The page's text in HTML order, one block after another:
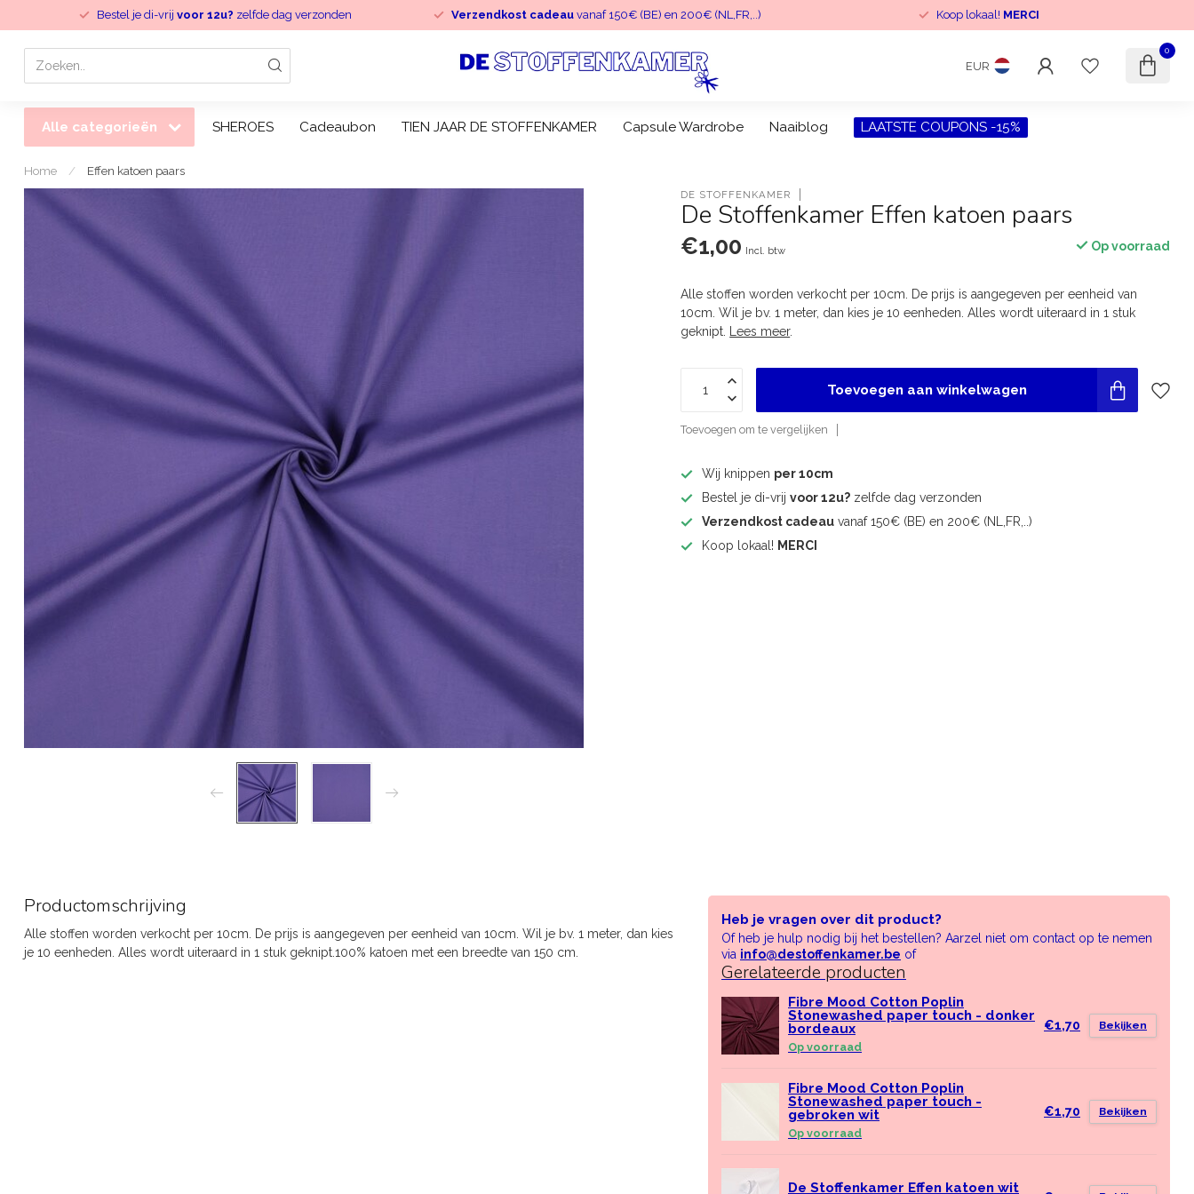
Bestel je di-vrij voor 12u? zelfde dag verzonden Verzendkost cadeauvanaf 150€ (BE) en 200€ (NL,FR,..) Koop lokaal! MERCI
EUR
0
Alle categorieën SHEROES Cadeaubon TIEN JAAR DE STOFFENKAMER Capsule Wardrobe Naaiblog LAATSTE COUPONS -15%
Home / Effen katoen paars
DE STOFFENKAMER
De Stoffenkamer Effen katoen paars
€1,00 Incl. btw Op voorraad
Alle stoffen worden verkocht per 10cm. De prijs is aangegeven per eenheid van
10cm. Wil je bv. 1 meter, dan kies je 10 eenheden. Alles wordt uiteraard in 1 stuk
geknipt.
Lees meer.
Toevoegen aan winkelwagen
Toevoegen om te vergelijken
Wij knippen per 10cm
Bestel je di-vrijvoor 12u? zelfde dag verzonden
Verzendkost cadeau vanaf 150€ (BE) en 200€ (NL,FR,..)
Koop lokaal! MERCI
Productomschrijving
Alle stoffen worden verkocht per 10cm. De prijs is aangegeven per eenheid van 10cm. Wil je bv. 1 meter, dan kies
je 10 eenheden. Alles wordt uiteraard in 1 stuk geknipt.100% katoen met een breedte van 150 cm.
Heb je vragen over dit product?
Of heb je hulp nodig bij het bestellen? Aarzel niet om contact op te nemen
via info@destoffenkamer.be of
Gerelateerde producten
Fibre Mood Cotton Poplin
Stonewashed paper touch - donker
bordeaux
Op voorraad
€1,70 Bekijken
Fibre Mood Cotton Poplin
Stonewashed paper touch -
gebroken wit
Op voorraad
€1,70 Bekijken
De Stoffenkamer Effen katoen wit